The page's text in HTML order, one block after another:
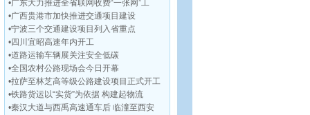
•广东大力推进全省联网收费“一张网”工
•广西贵港市加快推进交通项目建设
•宁波三个交通建设项目列入省重点
•四川宜昭高速年内开工
•道路运输车辆展关注安全低碳
•全国农村公路现场会今日开幕
•拉萨至林芝高等级公路建设项目正式开工
•铁路货运以“实货”为依据 构建起物流
•秦汉大道与西禹高速通车后 临潼至西安